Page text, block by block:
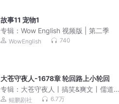
故事11 宠物1
专辑：Wow English 视频版 | 第二季
WowEnglish 740
大苍守夜人-1678章 轮回路上小轮回
专辑： 大苍守夜人丨搞笑&爽文丨儒道流
丨多人有声剧
鲲鹏剧社 6.7万